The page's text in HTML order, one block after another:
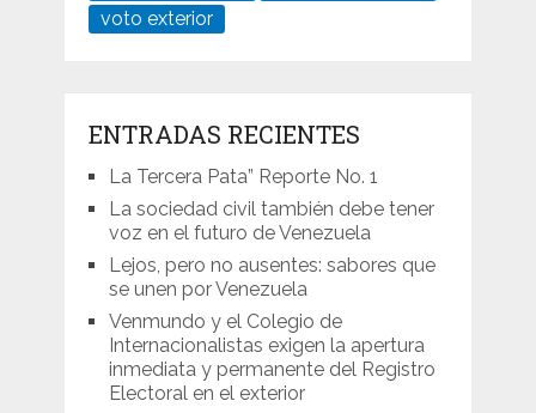
voto exterior
ENTRADAS RECIENTES
La Tercera Pata” Reporte No. 1
La sociedad civil también debe tener
voz en el futuro de Venezuela
Lejos, pero no ausentes: sabores que
se unen por Venezuela
Venmundo y el Colegio de
Internacionalistas exigen la apertura
inmediata y permanente del Registro
Electoral en el exterior